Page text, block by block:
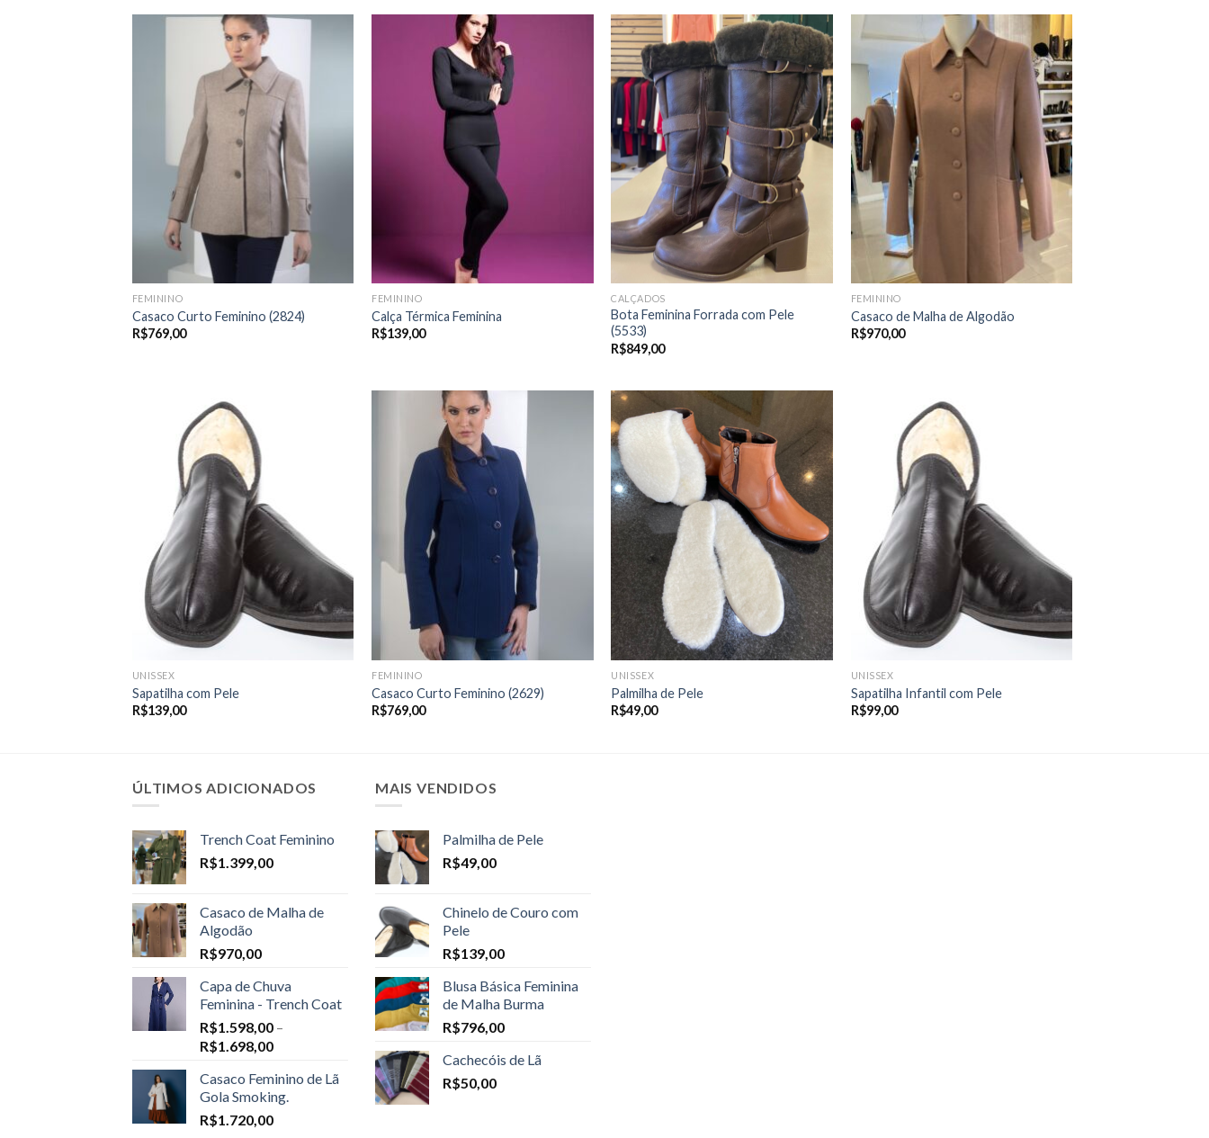
FEMININO
Casaco Curto Feminino (2824)
R$769,00
FEMININO
Calça Térmica Feminina
R$139,00
CALÇADOS
Bota Feminina Forrada com Pele
(5533)
R$849,00
FEMININO
Casaco de Malha de Algodão
R$970,00
UNISSEX
Sapatilha com Pele
R$139,00
FEMININO
Casaco Curto Feminino (2629)
R$769,00
UNISSEX
Palmilha de Pele
R$49,00
UNISSEX
Sapatilha Infantil com Pele
R$99,00
ÚLTIMOS ADICIONADOS
Trench Coat Feminino
R$1.399,00
Casaco de Malha de
Algodão
R$970,00
Capa de Chuva
Feminina - Trench Coat
R$1.598,00 –
R$1.698,00Price
R$1.598,00
through
R$1.698,00
Casaco Feminino de Lã
Gola Smoking.
R$1.720,00
MAIS VENDIDOS
Palmilha de Pele
R$49,00
Chinelo de Couro com
Pele
R$139,00
Blusa Básica Feminina
de Malha Burma
R$796,00
Cachecóis de Lã
R$50,00